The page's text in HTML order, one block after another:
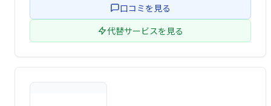
口コミを見る
代替サービスを見る